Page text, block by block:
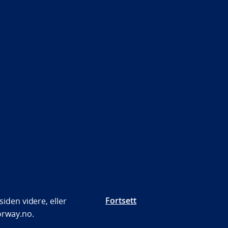
videre, eller
Fortsett